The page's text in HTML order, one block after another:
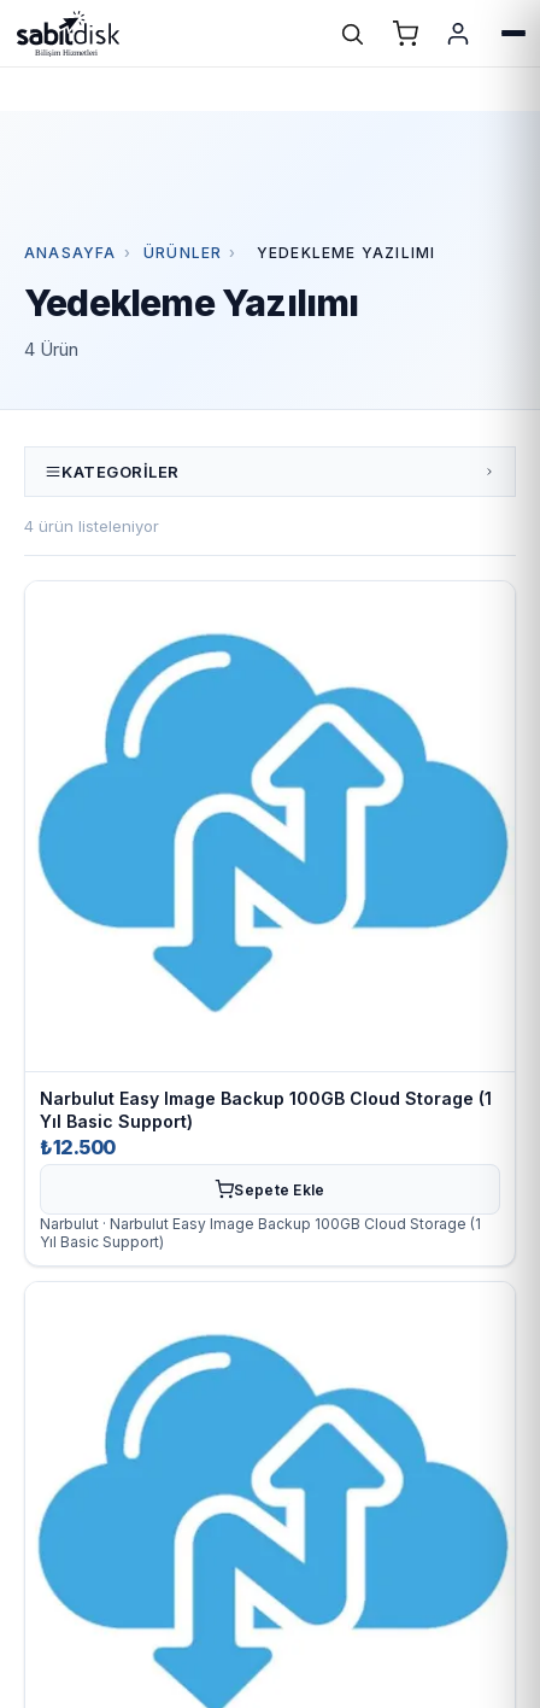
ANASAYFA › ÜRÜNLER › YEDEKLEME YAZILIMI
Yedekleme Yazılımı
4 Ürün
KATEGORILER
4 ürün listeleniyor
Narbulut Easy Image Backup 100GB Cloud Storage (1
Yıl Basic Support)
₺12.500
Sepete Ekle
Narbulut · Narbulut Easy Image Backup 100GB Cloud Storage (1
Yıl Basic Support)